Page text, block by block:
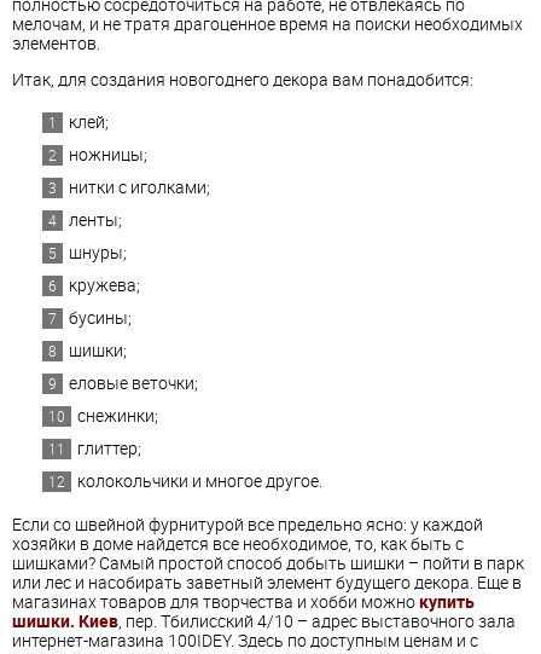
мелочам, и не тратя драгоценное время на поиски необходимых
элементов.
Итак, для создания новогоднего декора вам понадобится:
клей;
ножницы;
нитки с иголками;
ленты;
шнуры;
кружева;
бусины;
шишки;
еловые веточки;
снежинки;
глиттер;
колокольчики и многое другое.
Если со швейной фурнитурой все предельно ясно: у каждой
хозяйки в доме найдется все необходимое, то, как быть с
шишками? Самый простой способ добыть шишки – пойти в парк
или лес и насобирать заветный элемент будущего декора. Еще в
магазинах товаров для творчества и хобби можнокупить
шишки. Киев, пер. Тбилисский 4/10 – адрес выставочного зала
интернет-магазина 100IDEY. Здесь по доступным ценам и с